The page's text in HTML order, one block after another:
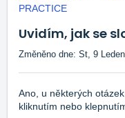
PRACTICE
Uvidím, jak se
Změněno dne: St, 9
Ano, u některých
kliknutím nebo